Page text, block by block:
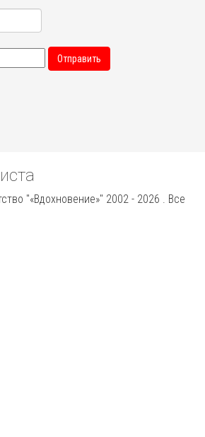
Отправить
"«Вдохновение»" 2002 - 2026 . Все